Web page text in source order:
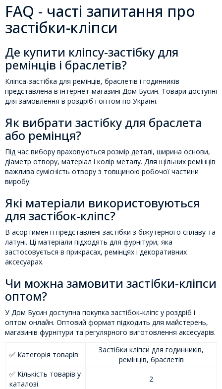
FAQ - часті запитання про
застібки-кліпси
Де купити кліпсу-застібку для
ремінців і браслетів?
Кліпса-застібка для ремінців, браслетів і годинників
представлена в інтернет-магазині Дом Бусин. Товари доступні
для замовлення в роздріб і оптом по Україні.
Як вибрати застібку для браслета
або ремінця?
Під час вибору враховуються розмір деталі, ширина основи,
діаметр отвору, матеріал і колір металу. Для щільних ремінців
важлива сумісність отвору з товщиною робочої частини
виробу.
Які матеріали використовуються
для застібок-кліпс?
В асортименті представлені застібки з біжутерного сплаву та
латуні. Ці матеріали підходять для фурнітури, яка
застосовується в прикрасах, ремінцях і декоративних
аксесуарах.
Чи можна замовити застібки-кліпси
оптом?
У Дом Бусин доступна покупка застібок-кліпс у роздріб і
оптом онлайн. Оптовий формат підходить для майстерень,
магазинів фурнітури та регулярного виготовлення аксесуарів.
✅ Категорія товарів
Застібки кліпси для годинників,
ремінців, браслетів
✅ Кількість товарів у
каталозі
2